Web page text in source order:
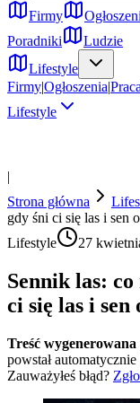
Firmy
Poradniki
Ludzie
Lifestyle
Firmy|Ogłoszenia|Praca
Lifestyle
|
Strona główna
gdy śni ci się las i sen
Lifestyle
27
Sennik las:
ci się las i sen
Treść
powstał
Zauważyłeś błąd?